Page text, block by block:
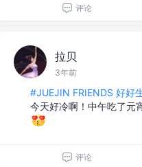
评论
拉贝
3年前
#JUEJIN FRIENDS 好好
今天好冷啊！中午吃了元
评论